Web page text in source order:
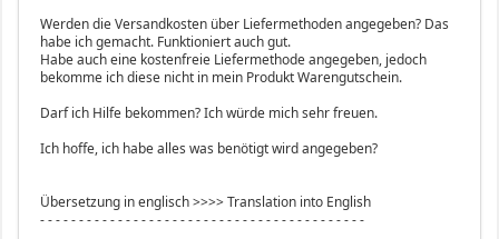
Werden die Versandkosten über Liefermethoden angegeben? Das
habe ich gemacht. Funktioniert auch gut.
Habe auch eine kostenfreie Liefermethode angegeben, jedoch
bekomme ich diese nicht in mein Produkt Warengutschein.
Darf ich Hilfe bekommen? Ich würde mich sehr freuen.
Ich hoffe, ich habe alles was benötigt wird angegeben?
Übersetzung in englisch >>>> Translation into English
- - - - - - - - - - - - - - - - - - - - - - - - - - - - - - - - - - - - - - - - - -